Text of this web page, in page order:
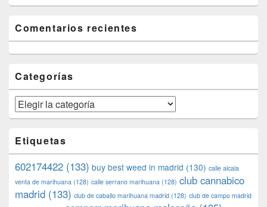
Comentarios recientes
Categorías
Categorías
Etiquetas
602174422 (133) buy best weed in madrid (130) calle alcala
venta de marihuana (128) calle serrano marihuana (128) club cannabico
madrid (133) club de caballo marihuana madrid (128) club de campo madrid